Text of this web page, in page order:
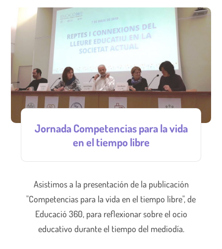
Jornada Competencias para la vida
en el tiempo libre
Asistimos a la presentación de la publicación
"Competencias para la vida en el tiempo libre", de
Educació 360, para reflexionar sobre el ocio
educativo durante el tiempo del mediodía.